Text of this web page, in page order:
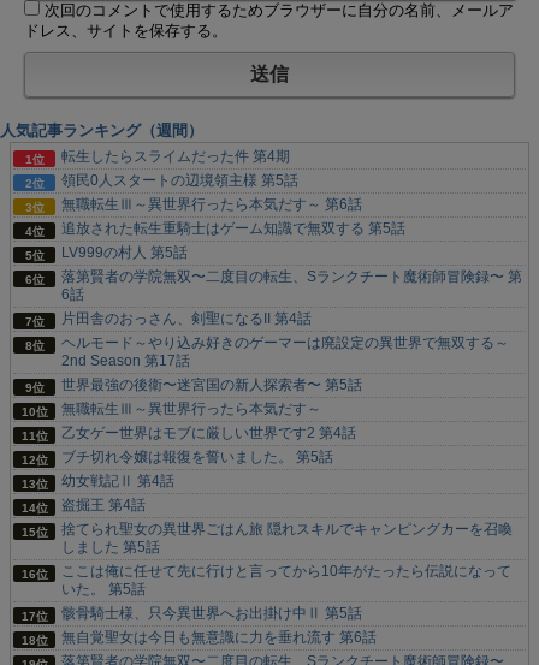
次回のコメントで使用するためブラウザーに自分の名前、メールア
ドレス、サイトを保存する。
人気記事ランキング（週間）
転生したらスライムだった件 第4期
領民0人スタートの辺境領主様 第5話
無職転生Ⅲ～異世界行ったら本気だす～ 第6話
追放された転生重騎士はゲーム知識で無双する 第5話
LV999の村人 第5話
落第賢者の学院無双〜二度目の転生、Sランクチート魔術師冒険録〜 第
6話
片田舎のおっさん、剣聖になるII 第4話
ヘルモード～やり込み好きのゲーマーは廃設定の異世界で無双する～
2nd Season 第17話
世界最強の後衛〜迷宮国の新人探索者〜 第5話
無職転生Ⅲ～異世界行ったら本気だす～
乙女ゲー世界はモブに厳しい世界です2 第4話
ブチ切れ令嬢は報復を誓いました。 第5話
幼女戦記Ⅱ 第4話
盗掘王 第4話
捨てられ聖女の異世界ごはん旅 隠れスキルでキャンピングカーを召喚
しました 第5話
ここは俺に任せて先に行けと言ってから10年がたったら伝説になって
いた。 第5話
骸骨騎士様、只今異世界へお出掛け中Ⅱ 第5話
無自覚聖女は今日も無意識に力を垂れ流す 第6話
落第賢者の学院無双〜二度目の転生、Sランクチート魔術師冒険録〜